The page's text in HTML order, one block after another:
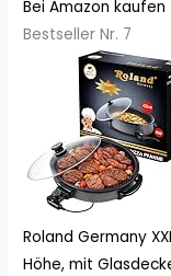
Bei Amazon kaufen
Bestseller Nr. 7
Roland Germany
Höhe, mit